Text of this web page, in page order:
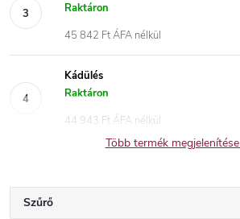
Raktáron
45 842 Ft ÁFA nélkül
Kádülés
Raktáron
44 943 Ft ÁFA nélkül
Több termék megjelenítése
Szűrő